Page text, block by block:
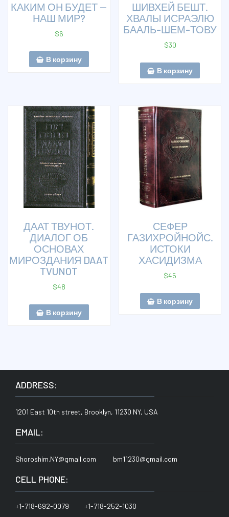
КАКИМ ОН БУДЕТ —
НАШ МИР?
$6
В корзину
ШИВХЕЙ БЕШТ.
ХВАЛЫ ИСРАЭЛЮ
БААЛЬ-ШЕМ-ТОВУ
$30
В корзину
ДААТ ТВУНОТ.
ДИАЛОГ ОБ
ОСНОВАХ
МИРОЗДАНИЯ DAAT
TVUNOT
$48
В корзину
СЕФЕР
ГАЗИХРОЙНОЙС.
ИСТОКИ
ХАСИДИЗМА
$45
В корзину
ADDRESS:
1201 East 10th street, Brooklyn, 11230 NY, USA
ЕMAIL:
Shoroshim.NY@gmail.com bm11230@gmail.com
CELL PHONE:
+1-718-692-0079 +1-718-252-1030